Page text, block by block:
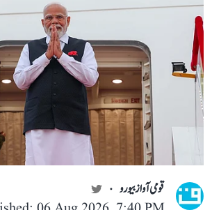
قومی آواز بیورو